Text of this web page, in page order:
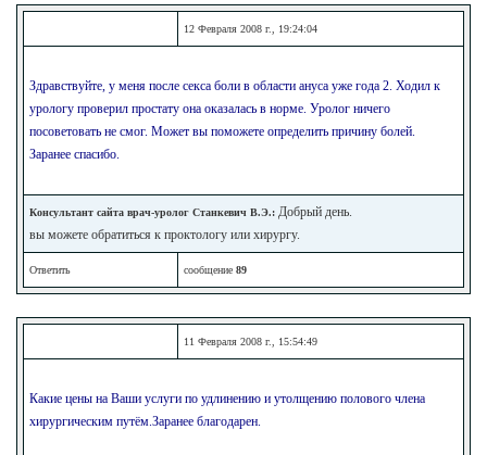
12 Февраля 2008 г., 19:24:04
Здравствуйте, у меня после секса боли в области ануса уже года 2. Ходил к
урологу проверил простату она оказалась в норме. Уролог ничего
посоветовать не смог. Может вы поможете определить причину болей.
Заранее спасибо.
Консультант сайта врач-уролог Станкевич В.Э.: Добрый день.
вы можете обратиться к проктологу или хирургу.
Ответить сообщение 89
11 Февраля 2008 г., 15:54:49
Какие цены на Ваши услуги по удлинению и утолщению полового члена
хирургическим путём.Заранее благодарен.